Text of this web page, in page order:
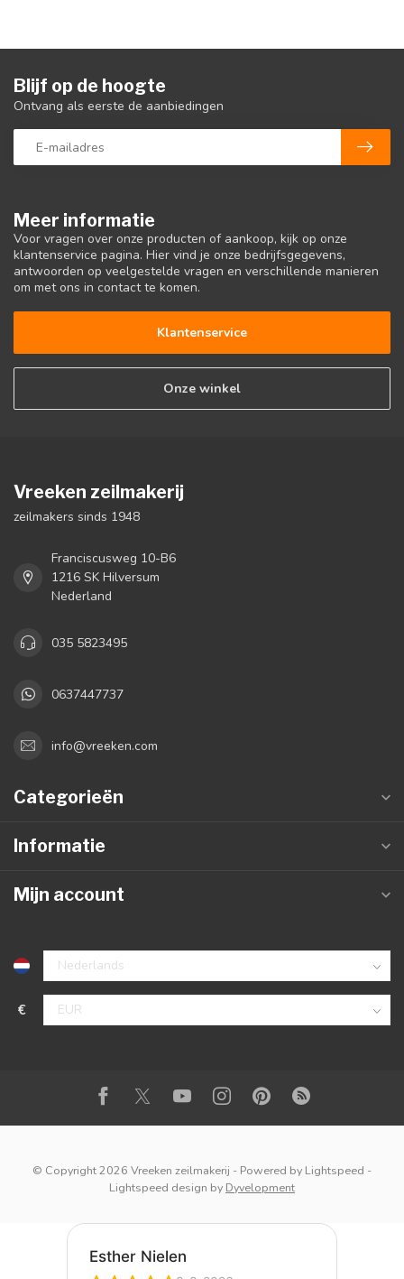
Meer informatie
Voor vragen over onze producten of aankoop, kijk op onze
klantenservice pagina. Hier vind je onze bedrijfsgegevens,
antwoorden op veelgestelde vragen en verschillende manieren
om met ons in contact te komen.
Klantenservice
Onze winkel
Blijf op de hoogte
Ontvang als eerste de aanbiedingen
Vreeken zeilmakerij
zeilmakers sinds 1948
Franciscusweg 10-B6
1216 SK Hilversum
Nederland
035 5823495
0637447737
info@vreeken.com
Categorieën
Informatie
Mijn account
€
© Copyright 2026 Vreeken zeilmakerij - Powered by Lightspeed -
Lightspeed design by Dyvelopment